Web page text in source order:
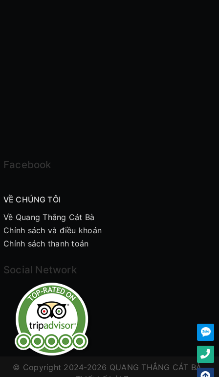
Facebook
VỀ CHÚNG TÔI
Về Quang Thắng Cát Bà
Chính sách và điều khoản
Chính sách thanh toán
Social Network
© Copyright 2024-2026 QUANG THẮNG CÁT BÀ .